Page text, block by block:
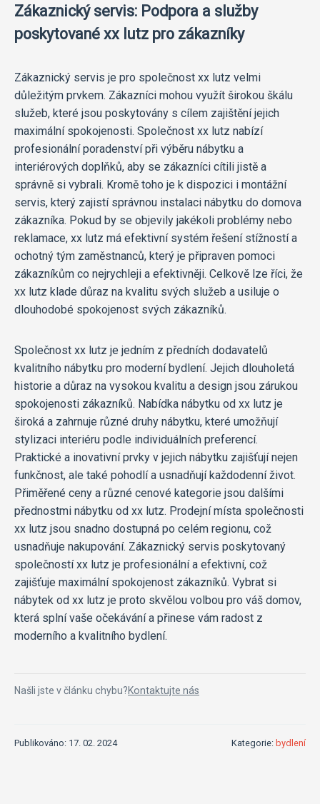
Zákaznický servis: Podpora a služby
poskytované xx lutz pro zákazníky
Zákaznický servis je pro společnost xx lutz velmi
důležitým prvkem. Zákazníci mohou využít širokou škálu
služeb, které jsou poskytovány s cílem zajištění jejich
maximální spokojenosti. Společnost xx lutz nabízí
profesionální poradenství při výběru nábytku a
interiérových doplňků, aby se zákazníci cítili jistě a
správně si vybrali. Kromě toho je k dispozici i montážní
servis, který zajistí správnou instalaci nábytku do domova
zákazníka. Pokud by se objevily jakékoli problémy nebo
reklamace, xx lutz má efektivní systém řešení stížností a
ochotný tým zaměstnanců, který je připraven pomoci
zákazníkům co nejrychleji a efektivněji. Celkově lze říci, že
xx lutz klade důraz na kvalitu svých služeb a usiluje o
dlouhodobé spokojenost svých zákazníků.
Společnost xx lutz je jedním z předních dodavatelů
kvalitního nábytku pro moderní bydlení. Jejich dlouholetá
historie a důraz na vysokou kvalitu a design jsou zárukou
spokojenosti zákazníků. Nabídka nábytku od xx lutz je
široká a zahrnuje různé druhy nábytku, které umožňují
stylizaci interiéru podle individuálních preferencí.
Praktické a inovativní prvky v jejich nábytku zajišťují nejen
funkčnost, ale také pohodlí a usnadňují každodenní život.
Přiměřené ceny a různé cenové kategorie jsou dalšími
přednostmi nábytku od xx lutz. Prodejní místa společnosti
xx lutz jsou snadno dostupná po celém regionu, což
usnadňuje nakupování. Zákaznický servis poskytovaný
společností xx lutz je profesionální a efektivní, což
zajišťuje maximální spokojenost zákazníků. Vybrat si
nábytek od xx lutz je proto skvělou volbou pro váš domov,
která splní vaše očekávání a přinese vám radost z
moderního a kvalitního bydlení.
Našli jste v článku chybu?Kontaktujte nás
Publikováno: 17. 02. 2024 Kategorie: bydlení